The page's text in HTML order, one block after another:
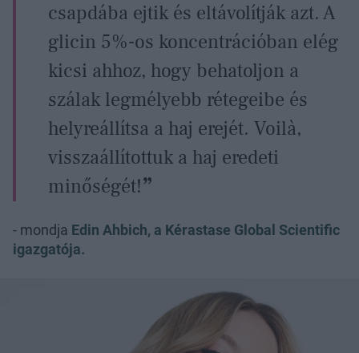
csapdába ejtik és eltávolítják azt. A
glicin 5%-os koncentrációban elég
kicsi ahhoz, hogy behatoljon a
szálak legmélyebb rétegeibe és
helyreállítsa a haj erejét. Voilà,
visszaállítottuk a haj eredeti
minőségét!
- mondja Edin Ahbich, a Kérastase Global Scientific
igazgatója.